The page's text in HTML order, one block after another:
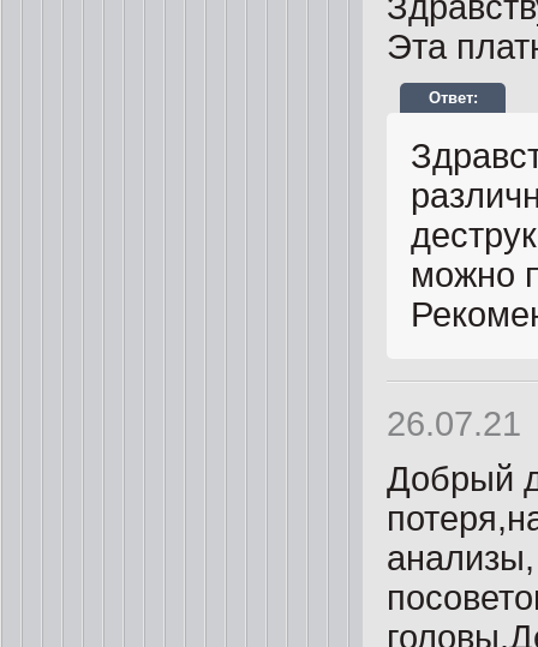
Эта
можно
26.07.21
Добрый